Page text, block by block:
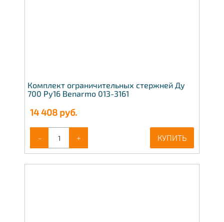
Комплект ограничительных стержней Ду
700 Ру16 Benarmo 013-3161
14 408 руб.
- + КУПИТЬ